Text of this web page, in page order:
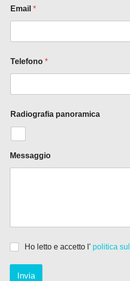
Email *
Telefono *
Radiografia panoramica
Messaggio
Ho letto e accetto l' politica
Invia